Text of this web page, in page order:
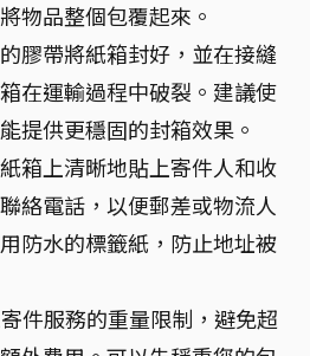
物品整個包覆起來。
膠帶將紙箱封好，並在接縫
在運輸過程中破裂。建議使
提供更穩固的封箱效果。
箱上清晰地貼上寄件人和收
絡電話，以便郵差或物流人
防水的標籤紙，防止地址被
件服務的重量限制，避免超